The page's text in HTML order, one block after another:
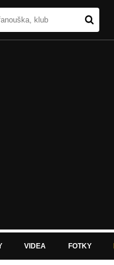
VIDEA FOTKY